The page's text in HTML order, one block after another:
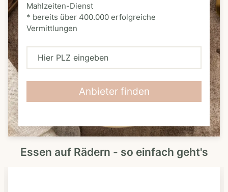
Mahlzeiten-Dienst
* bereits über 400.000 erfolgreiche
Vermittlungen
H
L
Z
Anbieter finden
Essen auf Rädern - so einfach geht's